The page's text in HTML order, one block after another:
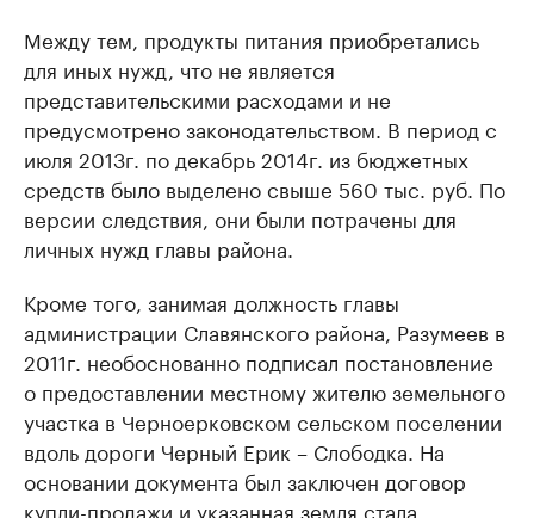
Между тем, продукты питания приобретались
для иных нужд, что не является
представительскими расходами и не
предусмотрено законодательством. В период с
июля 2013г. по декабрь 2014г. из бюджетных
средств было выделено свыше 560 тыс. руб. По
версии следствия, они были потрачены для
личных нужд главы района.
Кроме того, занимая должность главы
администрации Славянского района, Разумеев в
2011г. необоснованно подписал постановление
о предоставлении местному жителю земельного
участка в Черноерковском сельском поселении
вдоль дороги Черный Ерик – Слободка. На
основании документа был заключен договор
купли-продажи и указанная земля стала